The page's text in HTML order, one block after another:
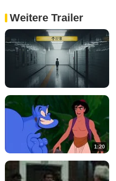
Weitere Trailer
1:20